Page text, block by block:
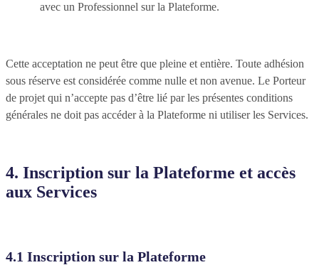
avec un Professionnel sur la Plateforme.
Cette acceptation ne peut être que pleine et entière. Toute adhésion
sous réserve est considérée comme nulle et non avenue. Le Porteur
de projet qui n’accepte pas d’être lié par les présentes conditions
générales ne doit pas accéder à la Plateforme ni utiliser les Services.
4. Inscription sur la Plateforme et accès
aux Services
4.1 Inscription sur la Plateforme